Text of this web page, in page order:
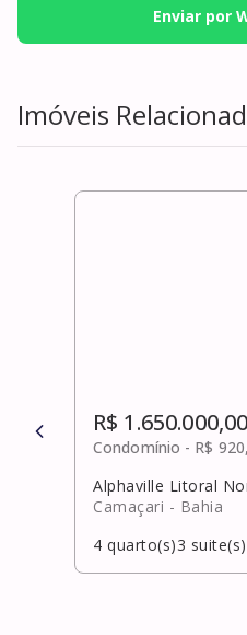
Enviar por
Imóveis
R$ 1.650.000,00
Condomínio - R$
Alphaville Litoral
Camaçari - Bahia
4 quarto(s)3 suite(s)